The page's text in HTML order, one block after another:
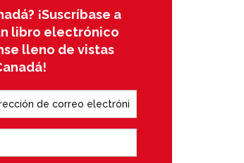
¡Suscríbase a
libro electrónico
lleno de vistas